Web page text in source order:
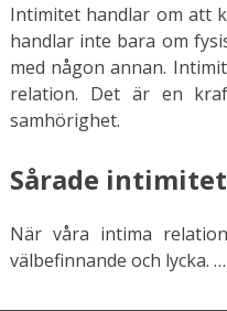
Intimitet handlar om att
handlar inte bara om
med någon annan.
relation. Det är en
samhörighet.
Sårade
När våra intima
välbefinnande och lycka. …